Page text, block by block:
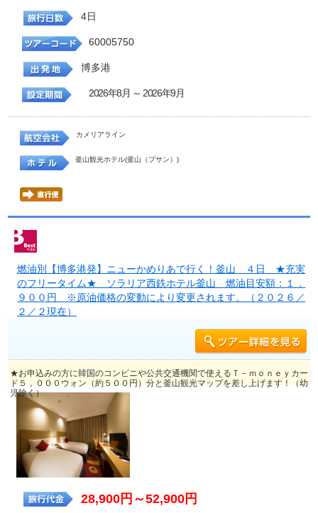
4日
60005750
博多港
2026年8月 ～ 2026年9月
カメリアライン
釜山観光ホテル(釜山（プサン）)
燃油別【博多港発】ニューかめりあで行く！釜山 ４日 ★充実
のフリータイム★ ソラリア西鉄ホテル釜山 燃油目安額：１，
９００円 ※原油価格の変動により変更されます。（２０２６／
２／２現在）
★お申込みの方に韓国のコンビニや公共交通機関で使えるＴ－ｍｏｎｅｙカー
ド５，０００ウォン（約５００円）分と釜山観光マップを差し上げます！（幼
児除く）
28,900円～52,900円